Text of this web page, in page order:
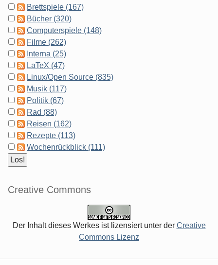
Brettspiele (167)
Bücher (320)
Computerspiele (148)
Filme (262)
Interna (25)
LaTeX (47)
Linux/Open Source (835)
Musik (117)
Politik (67)
Rad (88)
Reisen (162)
Rezepte (113)
Wochenrückblick (111)
Creative Commons
Der Inhalt dieses Werkes ist lizensiert unter der Creative
Commons Lizenz